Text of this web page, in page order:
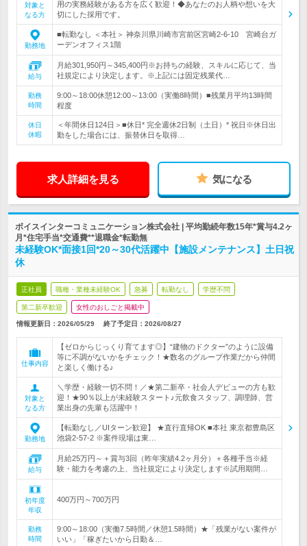
対象と
なる方
用の実務経験がある方を広く歓迎！◆あなたのお人柄や想いを大
切にした採用です。
勤務地
■転勤なし ＜本社＞ 神奈川県川崎市宮前区宮崎2-6-10 宮崎台ガ
ーデンオフィス1階
給与
月給301,950円～345,400円※お持ちの経験、スキルに応じて、当
社規定により決定します。※上記には固定残業代…
勤務
時間
9:00～18:00休憩12:00～13:00（実働8時間）■残業月平均13時間
程度
休日
休暇
＜年間休日124日＞■休日* 完全週休2日制（土日）* 祝日※休日出
勤をした場合には、振替休日を取得…
求人詳細を見る 気になる
ボイスインターコミュニケーション株式会社 | 平均勤続年数15年*賞与4.2ヶ
月*住宅手当*交通費**退職金*転勤無
未経験OK*面接1回*20～30代活躍中【施設メンテナンス】土日祝
休
正社員 職種・業種未経験OK 急募 転勤なし 学歴不問
第二新卒歓迎 女性のおしごと掲載中
情報更新日：2026/05/29 終了予定日： 2026/08/27
仕事内容
【ゼロからじっくり育てます◎】“建物のドクター”のように設備
等に不調がないかをチェック！★数名のグループ作業だから仲間
と楽しく働ける♪
対象と
なる方
＼学歴・経験一切不問！／★第二新卒・社会人デビューの方も歓
迎！★90％以上が未経験スタート♪元飲食スタッフ、調理師、営
業出身の先輩も活躍中！
勤務地
【転勤なし／UIターン歓迎】 ★直行直帰OK ■本社 東京都豊島区
池袋2-57-2 ※案件現場は東…
給与
月給25万円～＋賞与3回（昨年実績4.2ヶ月分）＋各種手当※経
験・能力を考慮の上、当社規定により決定します※試用期間…
初年度
年収
400万円～700万円
勤務
時間
9:00～18:00（実働7.5時間／休憩1.5時間）★「残業がない案件が
いい」「稼ぎたいから日勤＆…